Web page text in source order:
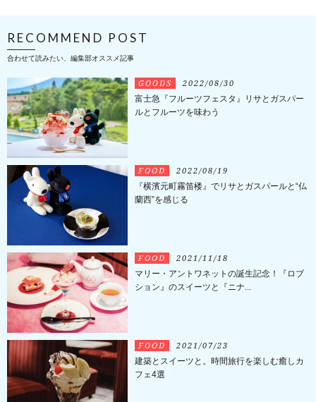
RECOMMEND POST
合わせて読みたい、編集部オススメ記事
GOODS 2022/08/30
富士急『フルーツフェスタ』リサとガスパー
ルとフルーツを味わう
FOOD 2022/08/19
『横濱元町霧笛楼』でリサとガスパールと“仏
蘭西”を感じる
FOOD 2021/11/18
マリー・アントワネットの誕生記念！『ロブ
ション』のスイーツと『ニナ...
FOOD 2021/07/23
建築とスイーツと。時間旅行を楽しむ癒しカ
フェ4選